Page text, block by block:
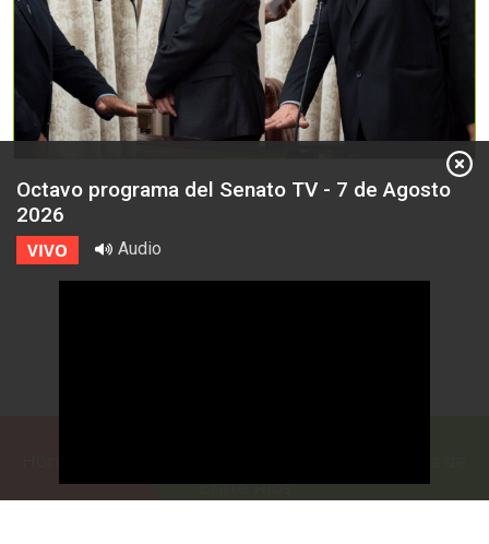
Entre Ríos
Octavo programa del Senato TV - 7 de Agosto
2026
VIVO Audio